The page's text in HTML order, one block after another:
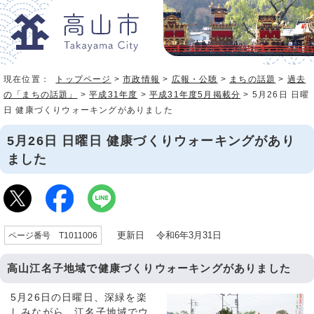
現在位置： トップページ >市政情報 > 広報・公聴 > まちの話題 > 過去
の「まちの話題」
>平成31年度 >平成31年度5月掲載分 > 5月26日 日曜
日 健康づくりウォーキングがありました
5月26日 日曜日 健康づくりウォーキングがあり
ました
ページ番号 T1011006 更新日 令和6年3月31日
高山江名子地域で健康づくりウォーキングがありました
5月26日の日曜日、深緑を楽